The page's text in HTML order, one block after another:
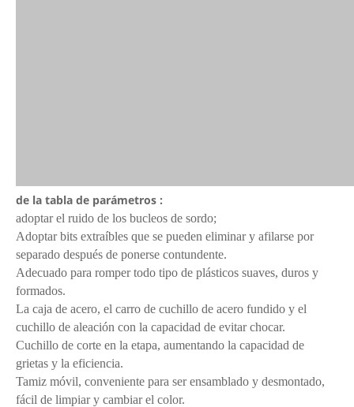
de la tabla de parámetros :
adoptar el ruido de los bucleos de sordo;
Adoptar bits extraíbles que se pueden eliminar y afilarse por
separado después de ponerse contundente.
Adecuado para romper todo tipo de plásticos suaves, duros y
formados.
La caja de acero, el carro de cuchillo de acero fundido y el
cuchillo de aleación con la capacidad de evitar chocar.
Cuchillo de corte en la etapa, aumentando la capacidad de
grietas y la eficiencia.
Tamiz móvil, conveniente para ser ensamblado y desmontado,
fácil de limpiar y cambiar el color.